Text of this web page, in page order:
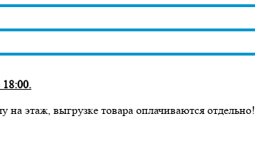
18:00.
на этаж, выгрузке товара оплачиваются отдельно!